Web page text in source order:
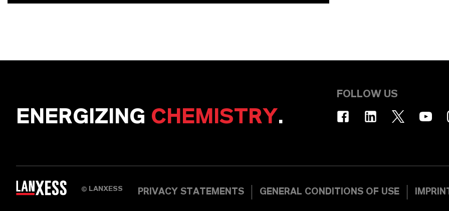
ENERGIZING CHEMISTRY.
FOLLOW US
© LANXESS PRIVACY STATEMENTS GENERAL CONDITIONS OF USE